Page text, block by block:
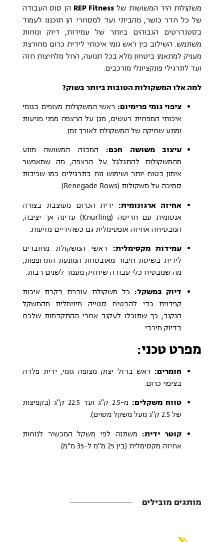
משקולות היד המשושות של REP Fitness הן סוס העבודה
של כל חדר כושר, מהביתי ועד למסחרי. הן תוכננו לעמוד
בסטנדרטים הגבוהים ביותר של עמידות, דיוק ונוחות
משתמש. השילוב בין ראש גומי איכותי לידית כרום מחורצת
מעניק למתאמן ביטחון מלא בכל תנועה, החל מלחיצות חזה
ועד לתרגילי פונקציונלי מורכבים.
למה אלו המשקולות הטובות ביותר בשוק?
ציפוי גומי פרימיום: ראשי המשקולות מצופים בגומי
איכותי המפחית רעשים, מגן על הרצפה מפני פגיעות
ומונע שחיקה של המשקולת לאורך זמן.
עיצוב משושה חכם: המבנה המשושה מונע
מהמשקולות להתגלגל על הרצפה, מה שמאפשר
אימון בטוח יותר ושימוש נוח בתרגילים כמו שכיבות
סמיכה על משקולות (Renegade Rows).
אחיזה ארגונומית: ידית הכרום מעוצבת בצורה
אנטומית עם חריטה (Knurling) עדינה אך יציבה,
המבטיחה אחיזה אופטימלית גם כשהידיים מזיעות.
עמידות מקסימלית: ראשי המשקולת מחוברים
לידית בשיטת חיבור מאובטחת המונעת התרופפות,
מה שמבטיח כלי עבודה שיחזיק מעמד לשנים רבות.
דיוק במשקל: כל משקולת עוברת בקרת איכות
קפדנית כדי להבטיח סטייה מינימלית מהמשקל
הנקוב, כך שתוכלו לעקוב אחרי ההתקדמות שלכם
בדיוק מירבי.
מפרט טכני:
חומרים: ראש ברזל יצוק מצופה גומי, ידית פלדה
בציפוי כרום.
טווח משקלים:
מ-2.5 ק"ג ועד 22.5 ק"ג (בקפיצות
של 2.5 ק"ג מעל משקל מסוים).
קוטר ידית: משתנה לפי משקל המכשיר לנוחות
אחיזה מקסימלית (בין 25 מ"מ ל-35 מ"מ).
מותגים מובילים